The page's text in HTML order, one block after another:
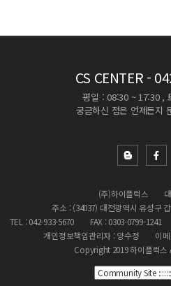
CS CENTER -
평일 : 08:30 ~ 17:30 ,
궁금하신 점은 언제든지
(주)하이플럭스
주소 : (34037) 대전광역시 유성구
TEL : 042-933-5670
FAX : 0303-0799-1241
개인정보책임관리자 : 양수정
이
Copyright 2019 하이플럭스